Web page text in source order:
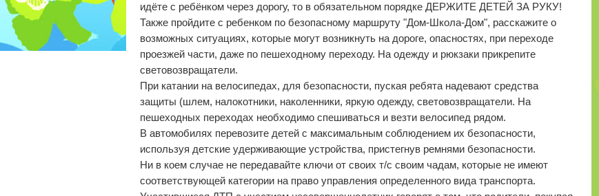
идёте с ребёнком через дорогу, то в обязательном порядке ДЕРЖИТЕ ДЕТЕЙ ЗА РУКУ!
Также пройдите с ребенком по безопасному маршруту "Дом-Школа-Дом", расскажите о
возможных ситуациях, которые могут возникнуть на дороге, опасностях, при переходе
проезжей части, даже по пешеходному переходу. На одежду и рюкзаки прикрепите
световозвращатели.
При катании на велосипедах, для безопасности, пуская ребята надевают средства
защиты (шлем, налокотники, наколенники, яркую одежду, световозвращатели. На
пешеходных переходах необходимо спешиваться и везти велосипед рядом.
В автомобилях перевозите детей с максимальным соблюдением их безопасности,
используя детские удерживающие устройства, пристегнув ремнями безопасности.
Ни в коем случае не передавайте ключи от своих т/с своим чадам, которые не имеют
соответствующей категории на право управления определенного вида транспорта.